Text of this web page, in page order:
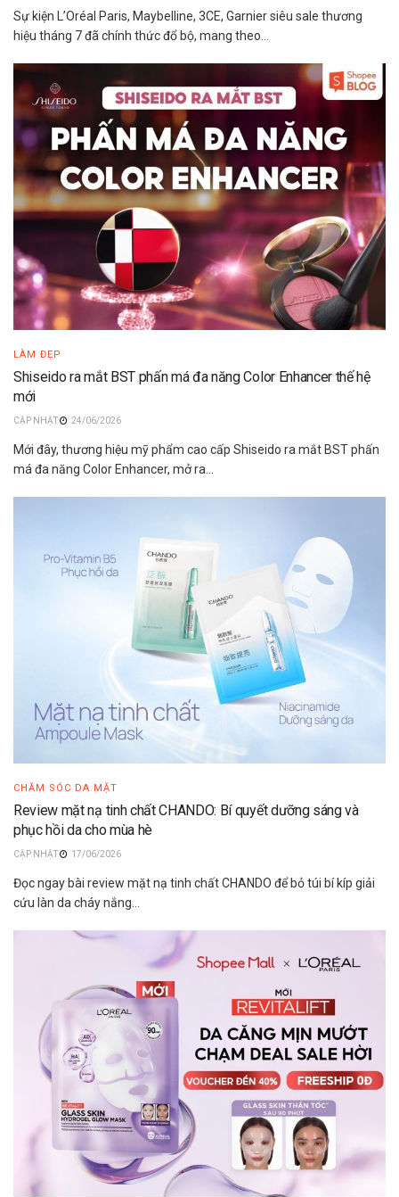
Sự kiện L’Oréal Paris, Maybelline, 3CE, Garnier siêu sale thương
hiệu tháng 7 đã chính thức đổ bộ, mang theo...
LÀM ĐẸP
Shiseido ra mắt BST phấn má đa năng Color Enhancer thế hệ
mới
24/06/2026
Mới đây, thương hiệu mỹ phẩm cao cấp Shiseido ra mắt BST phấn
má đa năng Color Enhancer, mở ra...
CHĂM SÓC DA MẶT
Review mặt nạ tinh chất CHANDO: Bí quyết dưỡng sáng và
phục hồi da cho mùa hè
17/06/2026
Đọc ngay bài review mặt nạ tinh chất CHANDO để bỏ túi bí kíp giải
cứu làn da cháy nắng...